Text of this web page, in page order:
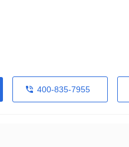
400-835-7955